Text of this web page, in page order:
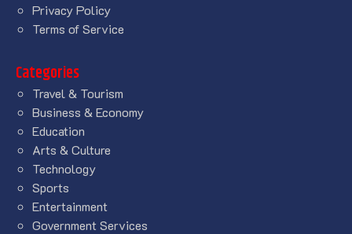
Privacy Policy
Terms of Service
Categories
Travel & Tourism
Business & Economy
Education
Arts & Culture
Technology
Sports
Entertainment
Government Services